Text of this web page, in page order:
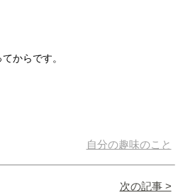
からです。
自分の趣味のこと
次の記事 >